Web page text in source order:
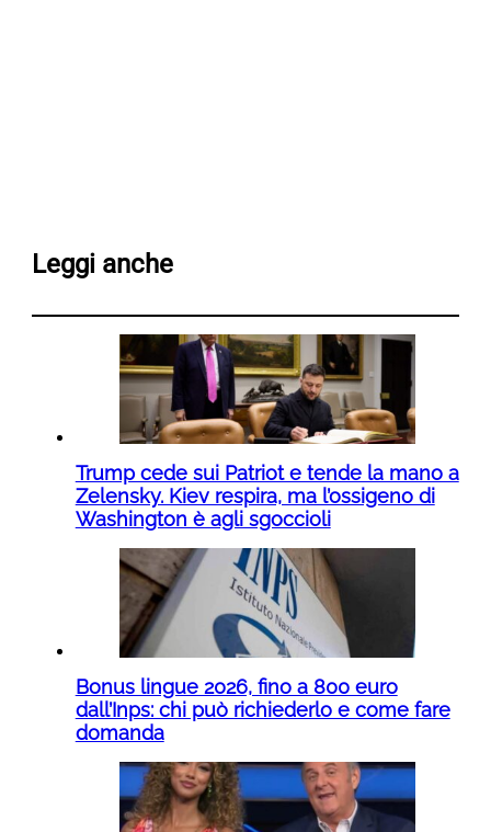
Leggi anche
Trump cede sui Patriot e tende la mano a
Zelensky. Kiev respira, ma l’ossigeno di
Washington è agli sgoccioli
Bonus lingue 2026, fino a 800 euro
dall’Inps: chi può richiederlo e come fare
domanda